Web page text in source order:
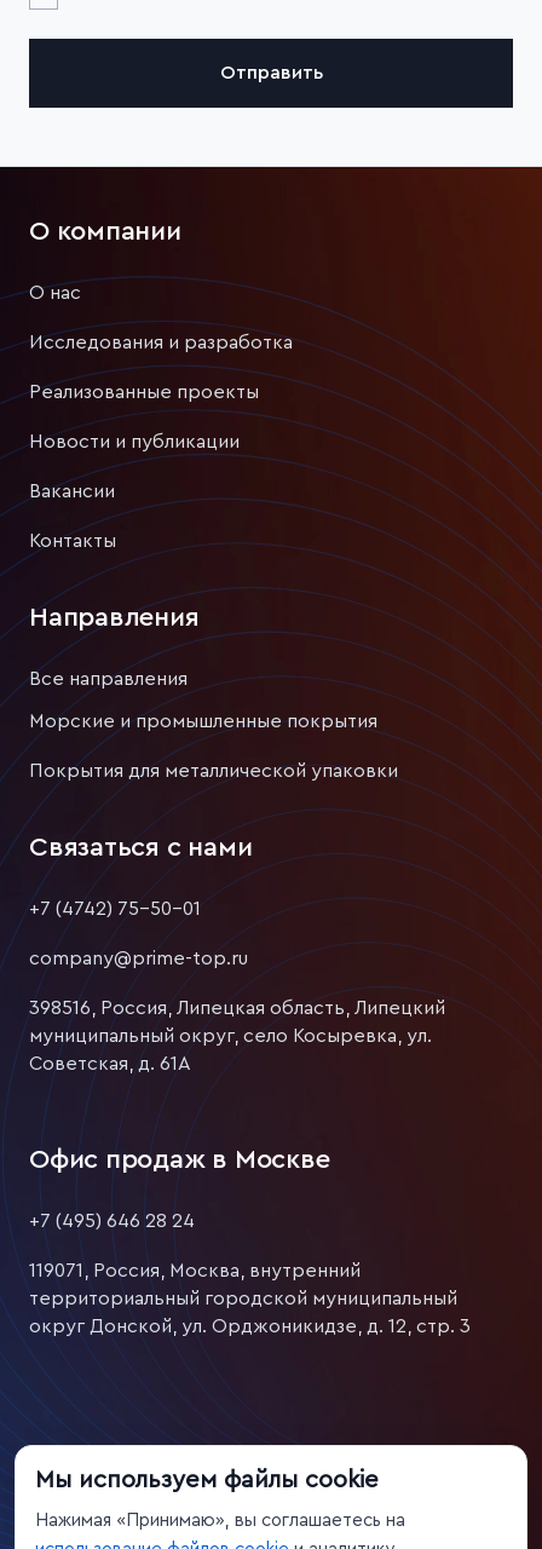
Отправить
О компании
О нас
Исследования и разработка
Реализованные проекты
Новости и публикации
Вакансии
Контакты
Направления
Все направления
Морские и промышленные покрытия
Покрытия для металлической упаковки
Связаться с нами
+7 (4742) 75-50-01
company@prime-top.ru
398516, Россия, Липецкая область, Липецкий
муниципальный округ, село Косыревка, ул.
Советская, д. 61А
Офис продаж в Москве
+7 (495) 646 28 24
119071, Россия, Москва, внутренний
территориальный городской муниципальный
округ Донской, ул. Орджоникидзе, д. 12, стр. 3
Мы используем файлы cookie
Нажимая «Принимаю», вы соглашаетесь на